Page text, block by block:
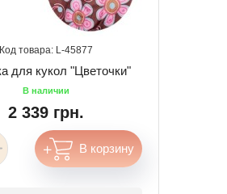
45877
для кукол "Цветочки"
2 339 грн.